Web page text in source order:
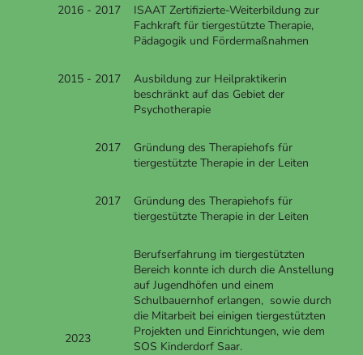
2016 - 2017
ISAAT Zertifizierte-Weiterbildung zur
Fachkraft für tiergestützte Therapie,
Pädagogik und Fördermaßnahmen
2015 - 2017
Ausbildung zur Heilpraktikerin
beschränkt auf das Gebiet der
Psychotherapie
2017
Gründung des Therapiehofs für
tiergestützte Therapie in der Leiten
2017
Gründung des Therapiehofs für
tiergestützte Therapie in der Leiten
2023
Berufserfahrung im tiergestützten
Bereich konnte ich durch die Anstellung
auf Jugendhöfen und einem
Schulbauernhof erlangen, sowie durch
die Mitarbeit bei einigen tiergestützten
Projekten und Einrichtungen, wie dem
SOS Kinderdorf Saar.